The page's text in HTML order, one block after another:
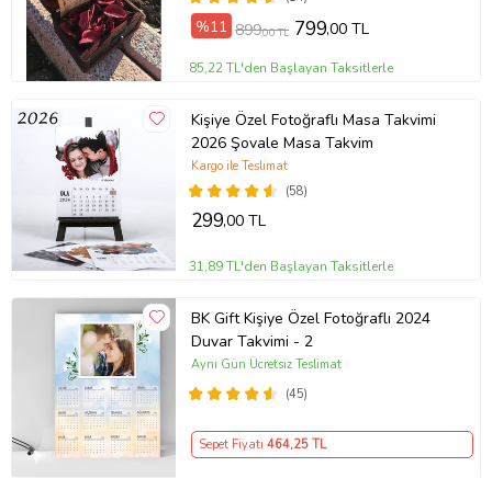
%11 899,00 TL 799,00 TL
85,22 TL'den Başlayan Taksitlerle
Kişiye Özel Fotoğraflı Masa Takvimi
2026 Şovale Masa Takvim
(58)
Kargo ile Teslimat
299,00 TL
31,89 TL'den Başlayan Taksitlerle
BK Gift Kişiye Özel Fotoğraflı 2024
Duvar Takvimi - 2
(45)
Aynı Gün Ücretsiz Teslimat
Sepet Fiyatı 464,25 TL